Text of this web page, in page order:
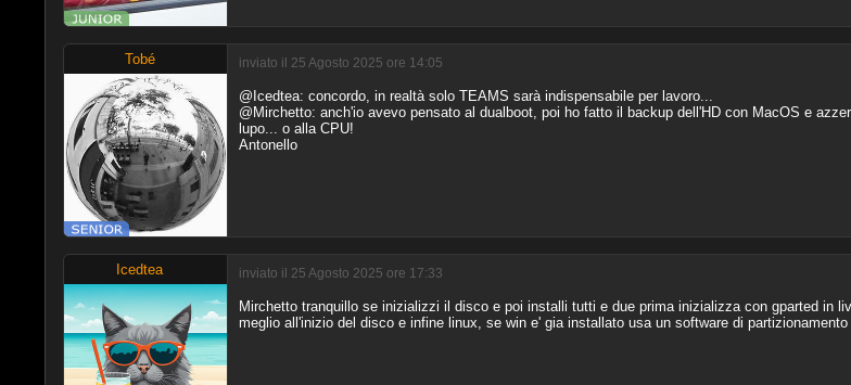
Tobé inviato il 25 Agosto 2025 ore 14:05
@Icedtea: concordo, in realtà solo TEAMS sarà indispensabile per lavoro...
@Mirchetto: anch'io avevo pensato al dualboot, poi ho fatto il backup dell'HD con MacOS e
lupo... o alla CPU!
Antonello
Icedtea inviato il 25 Agosto 2025 ore 17:33
Mirchetto tranquillo se inizializzi il disco e poi installi tutti e due prima inizializza con gparted in
meglio all'inizio del disco e infine linux, se win e' gia installato usa un software di